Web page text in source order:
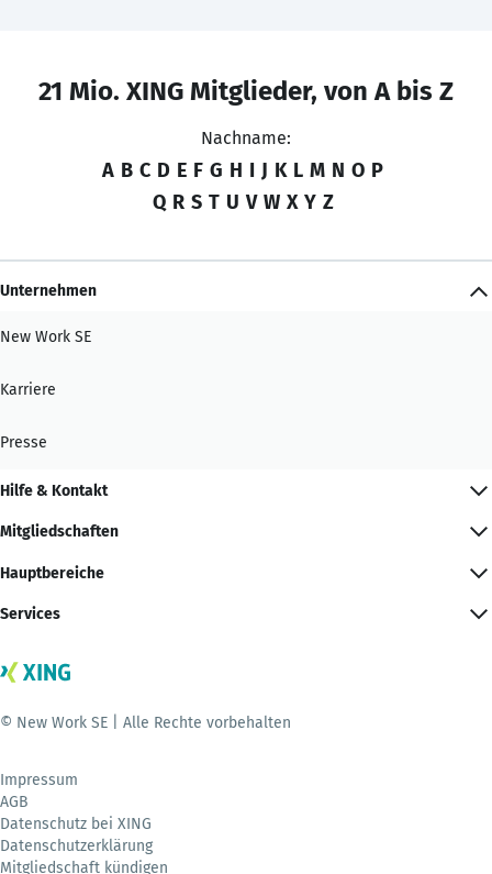
21 Mio. XING Mitglieder, von A bis Z
Nachname:
A B C D E F G H I J K L M N O P
Q R S T U V W X Y Z
Unternehmen
New Work SE
Karriere
Presse
Hilfe & Kontakt
Mitgliedschaften
Hauptbereiche
Services
© New Work SE | Alle Rechte vorbehalten
Impressum
AGB
Datenschutz bei XING
Datenschutzerklärung
Mitgliedschaft kündigen